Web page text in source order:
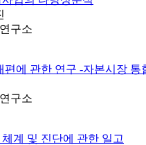
구소
편에 관한 연구 -자본시장 통
구소
계 및 진단에 관한 일고